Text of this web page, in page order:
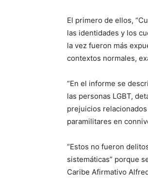
El primero de ellos,
las identidades y los
la vez fueron más
contextos normales,
“En el informe se
las personas LGBT,
prejuicios
paramilitares en
“Estos no fueron
sistemáticas” porque
Caribe Afirmativo